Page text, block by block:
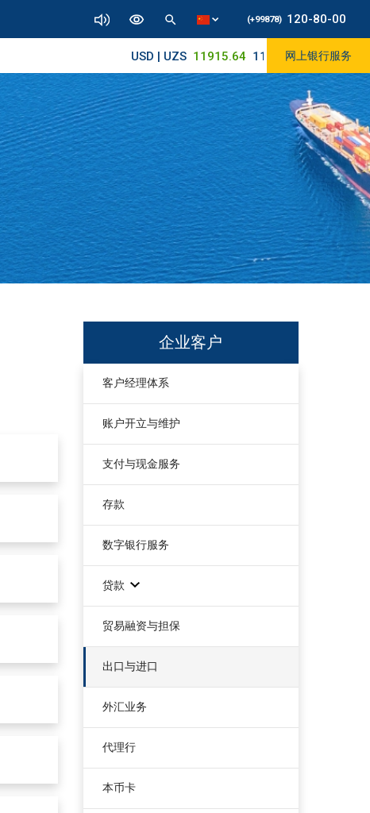
(+99878) 120-80-00
USD | UZS 11915.64 11890/12010网上银行服务
企业客户
客户经理体系
账户开立与维护
支付与现金服务
存款
数字银行服务
贷款
贸易融资与担保
出口与进口
外汇业务
代理行
本币卡